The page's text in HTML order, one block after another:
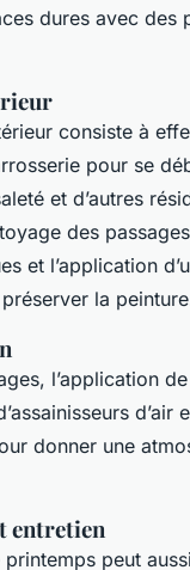
dures avec des
consiste à
pour se
et d’autres
des
et l’application
la
l’application
d’air
donner une
entretien
peut